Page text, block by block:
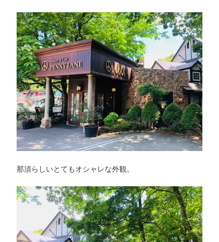
那須らしいとてもオシャレな外観。